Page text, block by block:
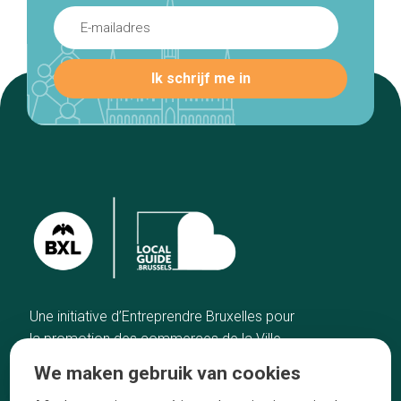
Une initiative d’Entreprendre Bruxelles pour
la promotion des commerces de la Ville
Home
De ambachtslieden
We maken gebruik van cookies